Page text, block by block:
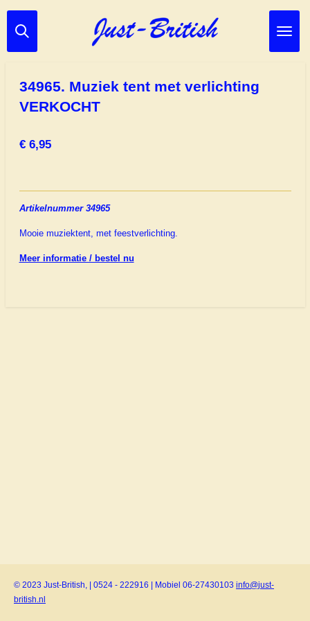
Ga
direct
34965. Muziek tent met verlichting
VERKOCHT
€ 6,95
Artikelnummer 34965
Mooie muziektent, met feestverlichting.
Meer informatie / bestel nu
© 2023 Just-British, | 0524 - 222916 | Mobiel 06-27430103 info@just-
british.nl